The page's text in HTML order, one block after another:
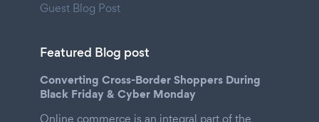
Guest Blog Post
Featured Blog post
Converting Cross-Border Shoppers During
Black Friday & Cyber Monday
Online commerce is an integral part of the